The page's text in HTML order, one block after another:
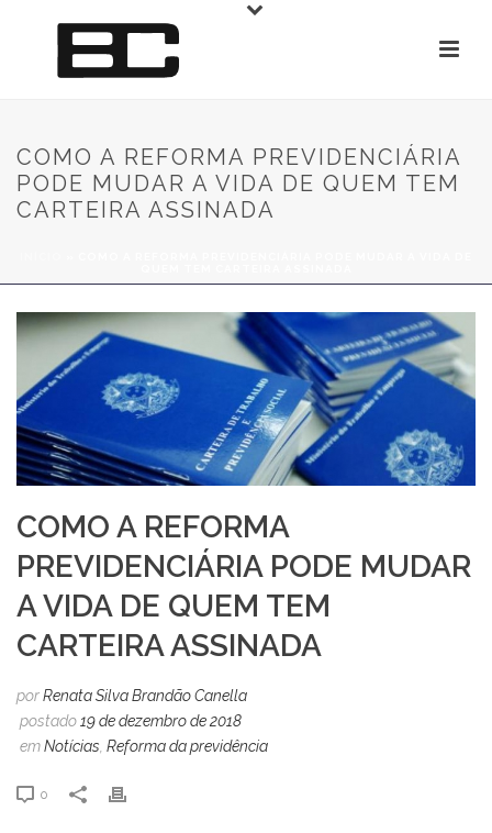
COMO A REFORMA PREVIDENCIÁRIA
PODE MUDAR A VIDA DE QUEM TEM
CARTEIRA ASSINADA
COMO A REFORMA
PREVIDENCIÁRIA PODE MUDAR
A VIDA DE QUEM TEM
CARTEIRA ASSINADA
porRenata Silva Brandão Canella
postado 19 de dezembro de 2018
emNotícias Reforma da previdência
0